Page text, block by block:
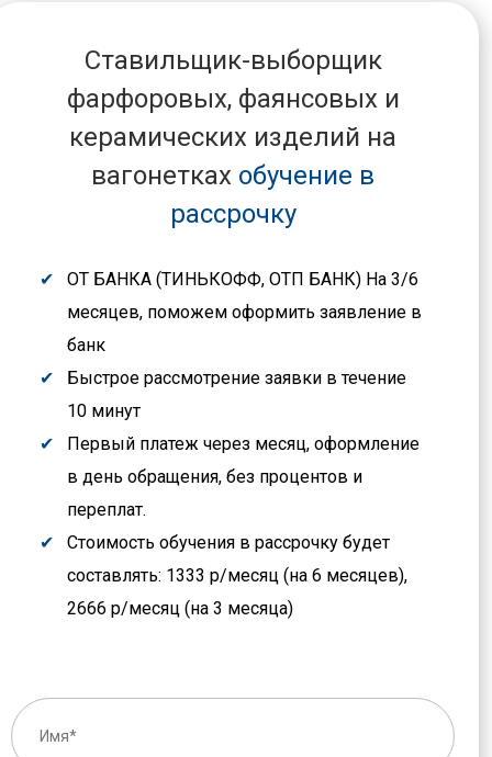
Ставильщик-выборщик
фарфоровых, фаянсовых и
керамических изделий на
вагонетках обучение в
рассрочку
ОТ БАНКА (ТИНЬКОФФ, ОТП БАНК) На 3/6
месяцев, поможем оформить заявление в
банк
Быстрое рассмотрение заявки в течение
10 минут
Первый платеж через месяц, оформление
в день обращения, без процентов и
переплат.
Стоимость обучения в рассрочку будет
составлять: 1333 р/месяц (на 6 месяцев),
2666 р/месяц (на 3 месяца)